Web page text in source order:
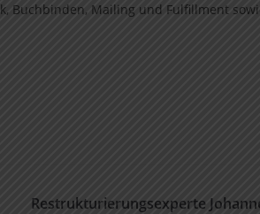
Buchbinden, Mailing und Fulfillment
Restrukturierungsexperte